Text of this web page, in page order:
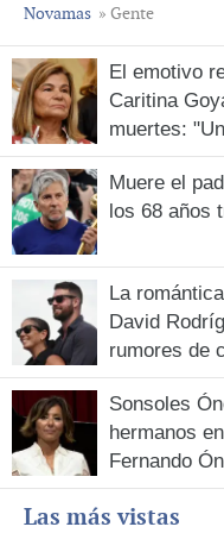
Novamas » Gente
El emotivo
Caritina
muertes:
Muere el
los 68 años
La
David
rumores de
Sonsoles
hermanos
Fernando
Las más vistas